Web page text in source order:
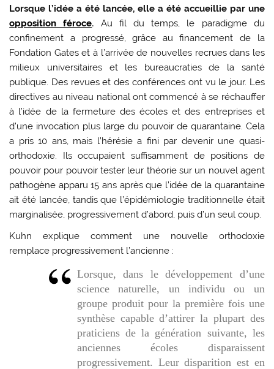
Lorsque l’idée a été lancée, elle a été accueillie par une
opposition féroce. Au fil du temps, le paradigme du
confinement a progressé, grâce au financement de la
Fondation Gates et à l’arrivée de nouvelles recrues dans les
milieux universitaires et les bureaucraties de la santé
publique. Des revues et des conférences ont vu le jour. Les
directives au niveau national ont commencé à se réchauffer
à l’idée de la fermeture des écoles et des entreprises et
d’une invocation plus large du pouvoir de quarantaine. Cela
a pris 10 ans, mais l’hérésie a fini par devenir une quasi-
orthodoxie. Ils occupaient suffisamment de positions de
pouvoir pour pouvoir tester leur théorie sur un nouvel agent
pathogène apparu 15 ans après que l’idée de la quarantaine
ait été lancée, tandis que l’épidémiologie traditionnelle était
marginalisée, progressivement d’abord, puis d’un seul coup.
Kuhn explique comment une nouvelle orthodoxie
remplace progressivement l’ancienne :
Lorsque, dans le développement d’une
science naturelle, un individu ou un
groupe produit pour la première fois une
synthèse capable d’attirer la plupart des
praticiens de la génération suivante, les
anciennes écoles disparaissent
progressivement. Leur disparition est en